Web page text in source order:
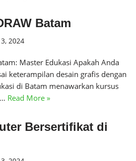
Batam
2024
Master Edukasi Apakah Anda
keterampilan desain grafis dengan
di Batam menawarkan kursus
Read More »
Bersertifikat di